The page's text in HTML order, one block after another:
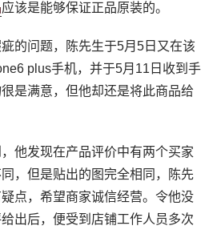
应该是能够保证正品原装的。
的问题，陈先生于5月5日又在该
plus手机，并于5月11日收到手
是满意，但他却还是将此商品给
他发现在产品评价中有两个买家
，但是贴出的图完全相同，陈先
点，希望商家诚信经营。令他没
出后，便受到店铺工作人员多次